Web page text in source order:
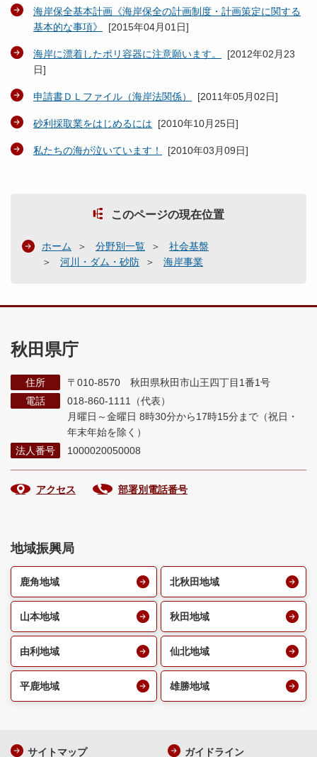
海岸保全基本計画《海岸保全の計画制度・計画策定に関する
基本的な事項》
[2015年04月01日]
海岸に漂着したポリ容器に注意願います。 [2012年02月23
日]
申請書ＤＬファイル（海岸法関係） [2011年05月02日]
砂利採取業をはじめるには [2010年10月25日]
私たちの海が泣いています！ [2010年03月09日]
このページの現在位置
ホーム 分野別一覧
社会基盤
河川・ダム・砂防
海岸事業
秋田県庁
住所
〒010-8570 秋田県秋田市山王四丁目1番1号
電話
018-860-1111（代表）
月曜日～金曜日 8時30分から17時15分まで （祝日・
年末年始を除く）
法人番号
1000020050008
アクセス 部署別電話番号
地域振興局
鹿角地域 北秋田地域
山本地域 秋田地域
由利地域 仙北地域
平鹿地域 雄勝地域
サイトマップ ガイドライン